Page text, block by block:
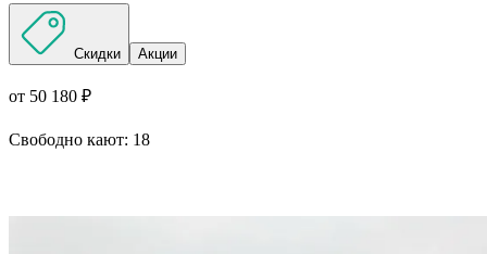
Скидки Акции
от 50 180 ₽
Свободно кают: 18